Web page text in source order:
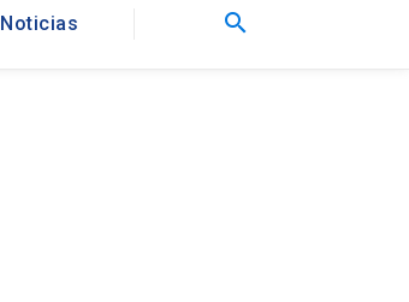
Noticias search